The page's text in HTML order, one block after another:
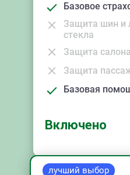
Базовое
Защита шин и
стекла
Защита салона
Защита
Базовая
Включено
лучший выбор